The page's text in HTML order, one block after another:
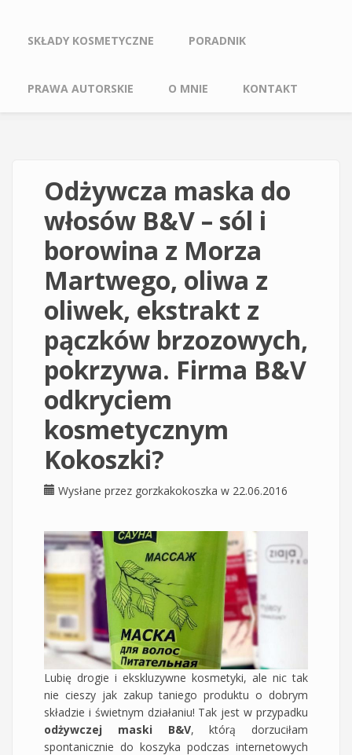
SKŁADY KOSMETYCZNE PORADNIK
PRAWA AUTORSKIE O MNIE KONTAKT
Odżywcza maska do
włosów B&V – sól i
borowina z Morza
Martwego, oliwa z
oliwek, ekstrakt z
pączków brzozowych,
pokrzywa. Firma B&V
odkryciem
kosmetycznym
Kokoszki?
Wysłane przez gorzkakokoszka w 22.06.2016
Lubię drogie i ekskluzywne kosmetyki, ale nic tak
nie cieszy jak zakup taniego produktu o dobrym
składzie i świetnym działaniu! Tak jest w przypadku
odżywczej maski B&V, którą dorzuciłam
spontanicznie do koszyka podczas internetowych